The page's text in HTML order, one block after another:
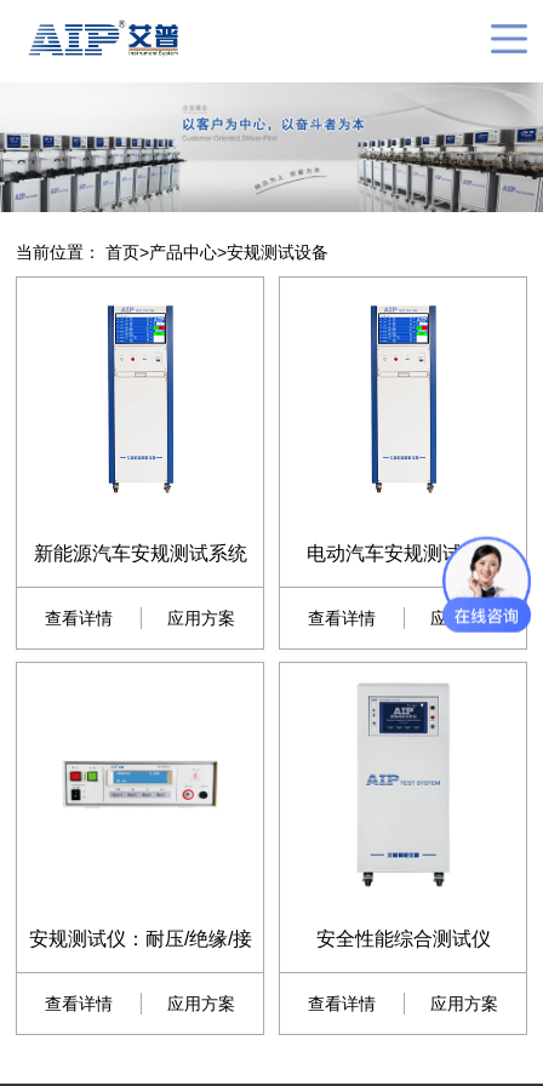
当前位置：首页>产品中心>安规测试设备
新能源汽车安规测试系统
查看详情 应用方案
电动汽车安规测试系统
查看详情 应用方案
安规测试仪：耐压/绝缘/接
地/泄漏测试仪
查看详情 应用方案
安全性能综合测试仪
查看详情 应用方案